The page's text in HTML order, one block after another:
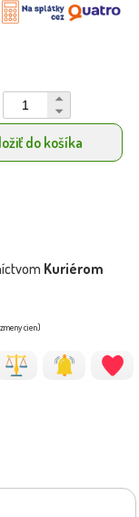
do košíka
Kuriérom
cien)